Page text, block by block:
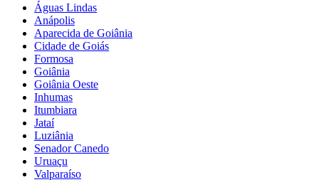
Águas Lindas
Anápolis
Aparecida de Goiânia
Cidade de Goiás
Formosa
Goiânia
Goiânia Oeste
Inhumas
Itumbiara
Jataí
Luziânia
Senador Canedo
Uruaçu
Valparaíso